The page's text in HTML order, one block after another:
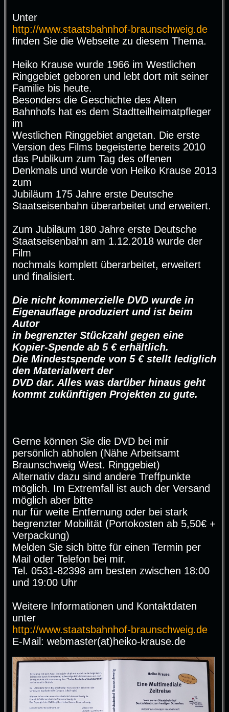
Unter
http://www.staatsbahnhof-braunschweig.de
finden Sie die Webseite zu diesem Thema.
Heiko Krause wurde 1966 im Westlichen
Ringgebiet geboren und lebt dort mit seiner
Familie bis heute.
Besonders die Geschichte des Alten
Bahnhofs hat es dem Stadtteilheimatpfleger
im
Westlichen Ringgebiet angetan. Die erste
Version des Films begeisterte bereits 2010
das Publikum zum Tag des offenen
Denkmals und wurde von Heiko Krause 2013
zum
Jubiläum 175 Jahre erste Deutsche
Staatseisenbahn überarbeitet und erweitert.
Zum Jubiläum 180 Jahre erste Deutsche
Staatseisenbahn am 1.12.2018 wurde der
Film
nochmals komplett überarbeitet, erweitert
und finalisiert.
Die nicht kommerzielle DVD wurde in
Eigenauflage produziert und ist beim
Autor
in begrenzter Stückzahl gegen eine
Kopier-Spende ab 5 € erhältlich.
Die Mindestspende von 5 € stellt lediglich
den Materialwert der
DVD dar. Alles was darüber hinaus geht
kommt zukünftigen Projekten zu gute.
Gerne können Sie die DVD bei mir
persönlich abholen (Nähe Arbeitsamt
Braunschweig West. Ringgebiet)
Alternativ dazu sind andere Treffpunkte
möglich. Im Extremfall ist auch der Versand
möglich aber bitte
nur für weite Entfernung oder bei stark
begrenzter Mobilität (Portokosten ab 5,50€ +
Verpackung)
Melden Sie sich bitte für einen Termin per
Mail oder Telefon bei mir.
Tel. 0531-82398 am besten zwischen 18:00
und 19:00 Uhr
Weitere Informationen und Kontaktdaten
unter
http://www.staatsbahnhof-braunschweig.de
E-Mail: webmaster(at)heiko-krause.de